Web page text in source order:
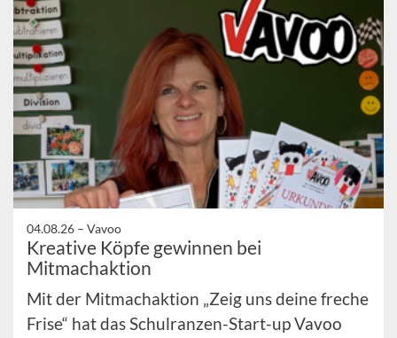
04.08.26 – Vavoo
Kreative Köpfe gewinnen bei
Mitmachaktion
Mit der Mitmachaktion „Zeig uns deine freche
Frise“ hat das Schulranzen-Start-up Vavoo